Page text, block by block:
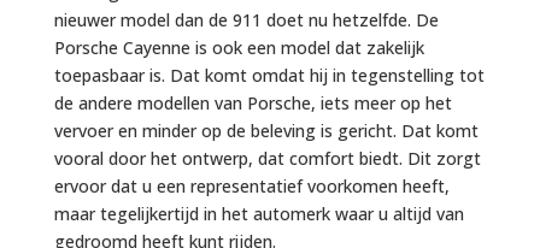
nieuwer model dan de 911 doet nu hetzelfde. De
Porsche Cayenne is ook een model dat zakelijk
toepasbaar is. Dat komt omdat hij in tegenstelling tot
de andere modellen van Porsche, iets meer op het
vervoer en minder op de beleving is gericht. Dat komt
vooral door het ontwerp, dat comfort biedt. Dit zorgt
ervoor dat u een representatief voorkomen heeft,
maar tegelijkertijd in het automerk waar u altijd van
gedroomd heeft kunt rijden.